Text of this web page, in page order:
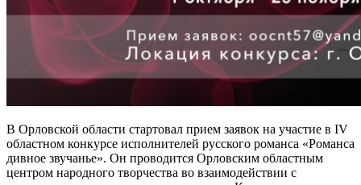
В Орловской области стартовал прием заявок на участие в IV
областном конкурсе исполнителей русского романса «Романса
дивное звучанье». Он проводится Орловским областным
центром народного творчества во взаимодействии с